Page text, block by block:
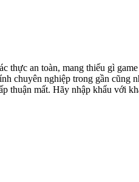
an toàn, mang thiếu gì
chuyên nghiệp trong gần
mất. Hãy nhập khẩu với